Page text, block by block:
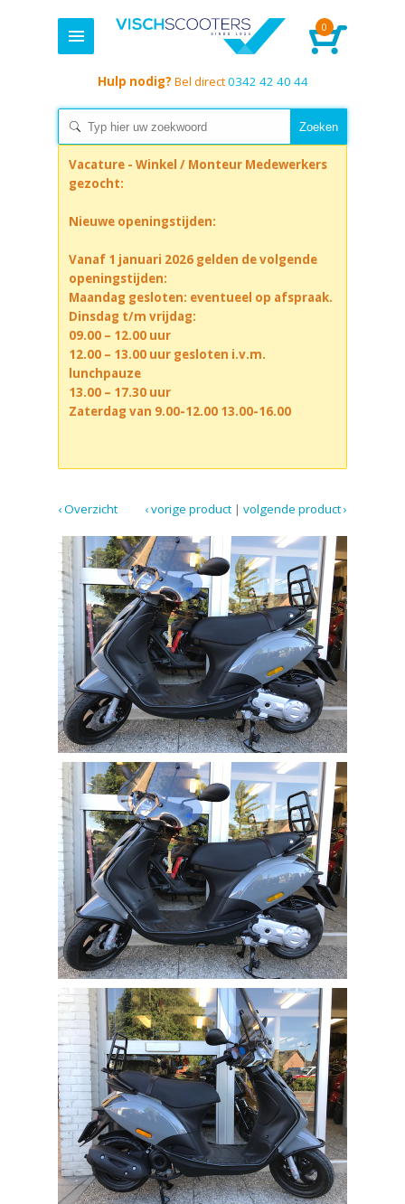
0
Hulp nodig? Bel direct0342 42 40 44
Vacature - Winkel / Monteur Medewerkers
gezocht:
Nieuwe openingstijden:
Vanaf 1 januari 2026 gelden de volgende
openingstijden:
Maandag gesloten: eventueel op afspraak.
Dinsdag t/m vrijdag:
09.00 – 12.00 uur
12.00 – 13.00 uur gesloten i.v.m.
lunchpauze
13.00 – 17.30 uur
Zaterdag van 9.00-12.00 13.00-16.00
‹ Overzicht volgende product ›
|
‹ vorige product